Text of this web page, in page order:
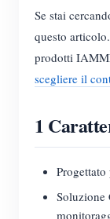
FAQ
Chi
Se stai
questo
prodotti
scegliere il
1
Soluzione